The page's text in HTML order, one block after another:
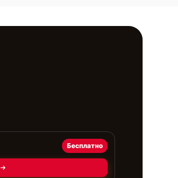
Бесплатно